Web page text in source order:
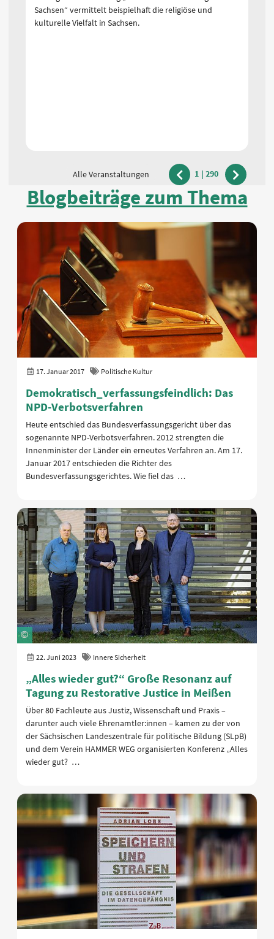
Sachsen“ vermittelt beispielhaft die religiöse und
kulturelle Vielfalt in Sachsen.
Alle Veranstaltungen
vorherige
1 | 290
nächste
Blogbeiträge zum Thema
17. Januar 2017 Politische Kultur
Demokratisch_verfassungsfeindlich: Das
NPD-Verbotsverfahren
Heute entschied das Bundesverfassungsgericht über das
sogenannte NPD-Verbotsverfahren. 2012 strengten die
Innenminister der Länder ein erneutes Verfahren an. Am 17.
Januar 2017 entschieden die Richter des
Bundesverfassungsgerichtes. Wie fiel das …
22. Juni 2023 Innere Sicherheit
„Alles wieder gut?“ Große Resonanz auf
Tagung zu Restorative Justice in Meißen
Über 80 Fachleute aus Justiz, Wissenschaft und Praxis –
darunter auch viele Ehrenamtler:innen – kamen zu der von
der Sächsischen Landeszentrale für politische Bildung (SLpB)
und dem Verein HAMMER WEG organisierten Konferenz „Alles
wieder gut? …